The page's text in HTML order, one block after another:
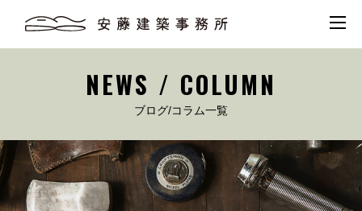
NEWS / COLUMN
ブログ/コラム一覧